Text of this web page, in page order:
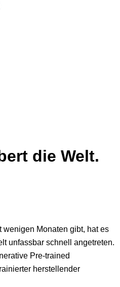
die Welt.
Monaten gibt, hat es
unfassbar schnell angetreten.
Pre-trained
herstellender